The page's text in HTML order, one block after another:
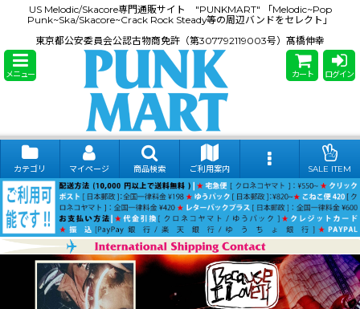
US Melodic/Skacore専門通販サイト "PUNKMART" 「Melodic~Pop
Punk~Ska/Skacore~Crack Rock Steady等の周辺バンドをセレクト」
東京都公安委員会公認古物商免許（第307792119003号）髙橋伸幸
メニュー カート ログイン
カテゴリ マイページ 商品検索 ご利用案内 SALE ITEM